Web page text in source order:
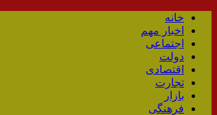
خانه
اخبار مهم
اجتماعی
دولت
اقتصادی
تجارت
بازار
فرهنگی